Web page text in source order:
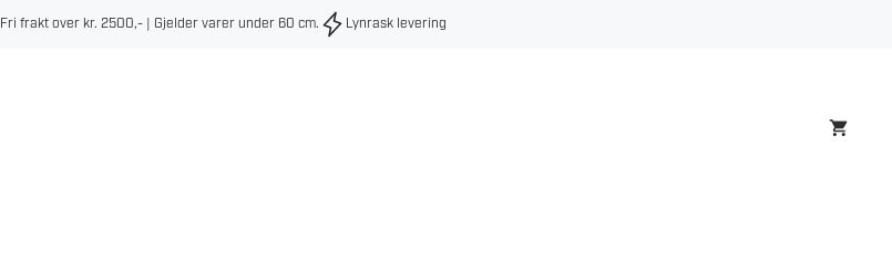
Fri frakt over kr. 2500,- | Gjelder varer under 60 cm. Lynrask levering